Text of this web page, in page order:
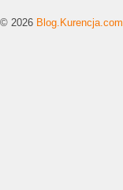
© 2026 Blog.Kurencja.com